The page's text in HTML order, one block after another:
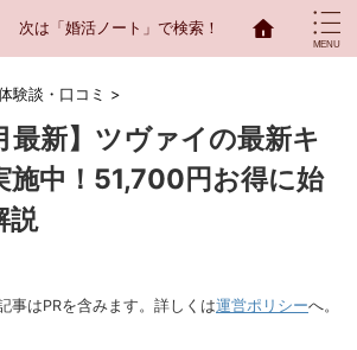
次は「婚活ノート」で検索！
験談・口コミ >
最新】ツヴァイの最新キ
施中！51,700円お得に始
説
事はPRを含みます。詳しくは運営ポリシーへ。